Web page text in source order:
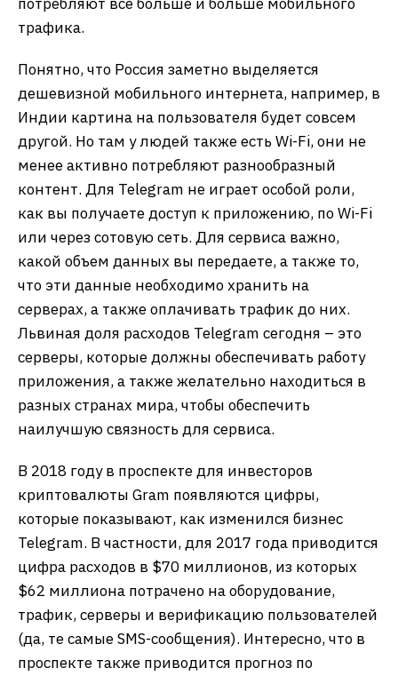
трафика.
Понятно, что Россия заметно выделяется
дешевизной мобильного интернета, например, в
Индии картина на пользователя будет совсем
другой. Но там у людей также есть Wi-Fi, они не
менее активно потребляют разнообразный
контент. Для Telegram не играет особой роли,
как вы получаете доступ к приложению, по Wi-Fi
или через сотовую сеть. Для сервиса важно,
какой объем данных вы передаете, а также то,
что эти данные необходимо хранить на
серверах, а также оплачивать трафик до них.
Львиная доля расходов Telegram сегодня – это
серверы, которые должны обеспечивать работу
приложения, а также желательно находиться в
разных странах мира, чтобы обеспечить
наилучшую связность для сервиса.
В 2018 году в проспекте для инвесторов
криптовалюты Gram появляются цифры,
которые показывают, как изменился бизнес
Telegram. В частности, для 2017 года приводится
цифра расходов в $70 миллионов, из которых
$62 миллиона потрачено на оборудование,
трафик, серверы и верификацию пользователей
(да, те самые SMS-сообщения). Интересно, что в
проспекте также приводится прогноз по